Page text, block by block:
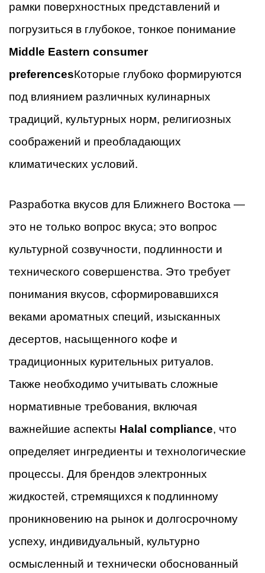
рамки поверхностных представлений и
погрузиться в глубокое, тонкое понимание
Middle Eastern consumer
preferencesКоторые глубоко формируются
под влиянием различных кулинарных
традиций, культурных норм, религиозных
соображений и преобладающих
климатических условий.
Разработка вкусов для Ближнего Востока —
это не только вопрос вкуса; это вопрос
культурной созвучности, подлинности и
технического совершенства. Это требует
понимания вкусов, сформировавшихся
веками ароматных специй, изысканных
десертов, насыщенного кофе и
традиционных курительных ритуалов.
Также необходимо учитывать сложные
нормативные требования, включая
важнейшие аспекты Halal compliance, что
определяет ингредиенты и технологические
процессы. Для брендов электронных
жидкостей, стремящихся к подлинному
проникновению на рынок и долгосрочному
успеху, индивидуальный, культурно
осмысленный и технически обоснованный